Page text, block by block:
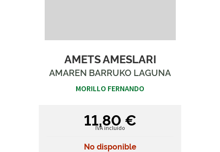
AMETS AMESLARI
AMAREN BARRUKO LAGUNA
MORILLO FERNANDO
11,80 €
IVA incluido
No disponible